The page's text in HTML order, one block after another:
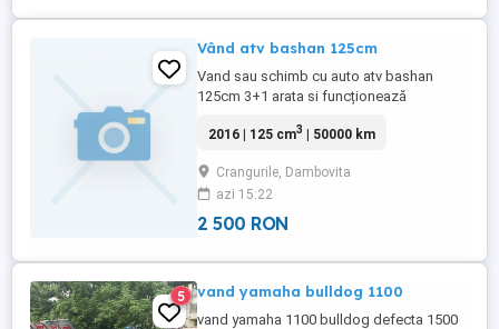
Vând atv bashan 125cm
Vand sau schimb cu auto atv bashan
125cm 3+1 arata si funcționează
noi,pornire la buton,baterie nouă,atentie
negociabil,sau schimb cu auto prețu la
auto 3000 lei,nu ma deplasez,se poate
vedea in Găești Dâmbovița,număr de
2016 | 125 cm3 | 50000 km
Crangurile, Dambovita
azi 15:22
2 500 RON
5 vand yamaha bulldog 1100
vand yamaha 1100 bulldog defecta 1500